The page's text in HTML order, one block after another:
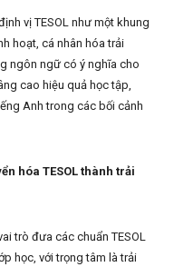
vị TESOL như một khung
hoạt, cá nhân hóa trải
ngôn ngữ có ý nghĩa cho
cao hiệu quả học tập,
Anh trong các bối cảnh
hóa TESOL thành trải
trò đưa các chuẩn TESOL
học, với trọng tâm là trải